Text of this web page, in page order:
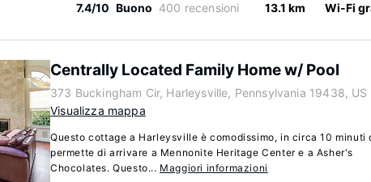
7.4/10 Buono 400 recensioni 13.1 km Wi-Fi
Centrally Located Family Home w/ Pool
373 Buckingham Cir, Harleysville, Pennsylvania 19438, US
Visualizza mappa
Questo cottage a Harleysville è comodissimo, in circa 10 minuti
permette di arrivare a Mennonite Heritage Center e a Asher's
Chocolates. Questo... Maggiori informazioni